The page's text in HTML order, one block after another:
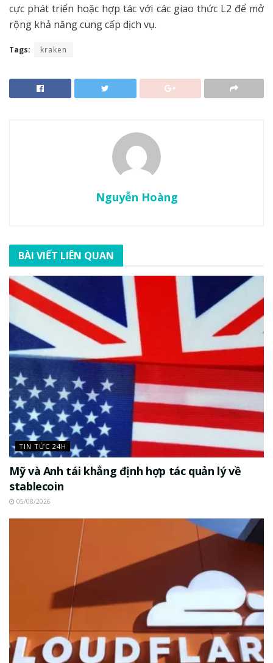
cực phát triển hoặc hợp tác với các giao thức L2 để mở
rộng khả năng cung cấp dịch vụ.
Tags: kraken
Nguyễn Hoàng
BÀI VIẾT LIÊN QUAN
TIN TỨC 24H
Mỹ và Anh tái khẳng định hợp tác quản lý về
stablecoin
05/08/2026